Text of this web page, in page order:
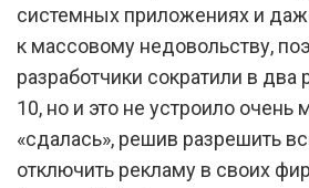
системных приложениях и
к массовому недовольству,
разработчики сократили в
10, но и это не устроило очень
«сдалась», решив разрешить
отключить рекламу в своих